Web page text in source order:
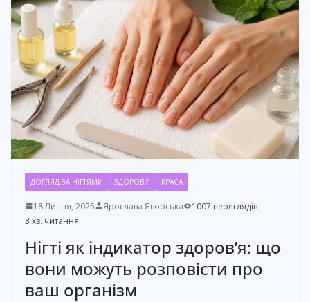
ДОГЛЯД ЗА НІГТЯМИ ЗДОРОВ'Я КРАСА
18 Липня, 2025 Ярослава Яворська
1007 переглядів
3 хв. читання
Нігті як індикатор здоров’я: що
вони можуть розповісти про
ваш організм